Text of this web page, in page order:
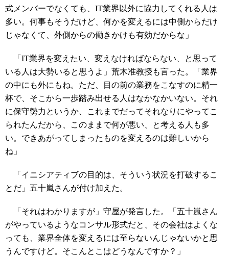
式メンバーでなくても、IT業界以外に協力してくれる人は
多い。何事もそうだけど、何かを変えるには中側からだけ
じゃなくて、外側からの働きかけも有効だからな」
「IT業界を変えたい、変えなければならない、と思って
いる人は大勢いると思うよ」荒木准教授も言った。「業界
の中にも外にもね。ただ、目の前の業務をこなすのに精一
杯で、そこから一歩踏み出せる人はなかなかいない。それ
に保守勢力というか、これまでだってそれなりにやってこ
られたんだから、このままで何が悪い、と考える人も多
い。できあがってしまったものを変えるのは難しいから
ね」
「イニシアティブの目的は、そういう状況を打破するこ
とだ」五十嵐さんが付け加えた。
「それはわかりますが」守屋が発言した。「五十嵐さん
がやっているようなコンサル形式だと、その会社はよくな
っても、業界全体を変えるには至らないんじゃないかと思
うんですけど。そこんとこはどうなんですか？」